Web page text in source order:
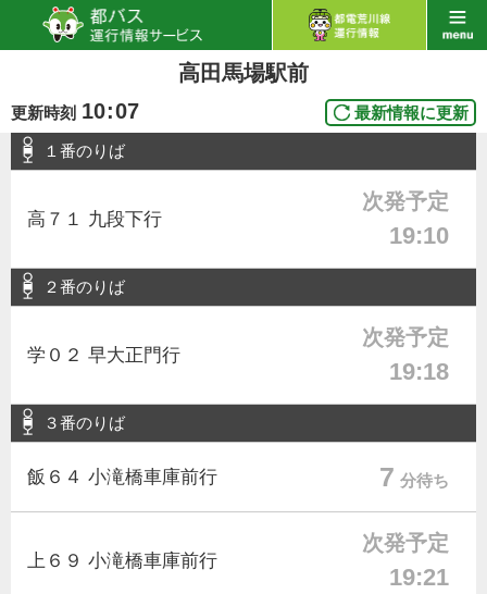
高田馬場駅前
更新時刻 10:07 最新情報に更新
１番のりば
高７１ 九段下行
次発予定
19:10
２番のりば
学０２ 早大正門行
次発予定
19:18
３番のりば
飯６４ 小滝橋車庫前行 7 分待ち
上６９ 小滝橋車庫前行
次発予定
19:21